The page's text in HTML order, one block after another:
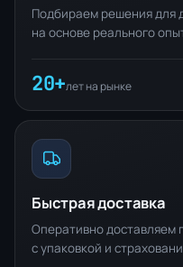
Подбираем решения для
на основе реального
20+лет на рынке
Быстрая доставка
Оперативно доставляем
с упаковкой и